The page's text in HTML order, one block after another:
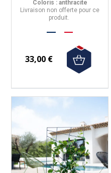
Coloris : anthracite
Livraison non offerte pour ce
produit.
33,00 €